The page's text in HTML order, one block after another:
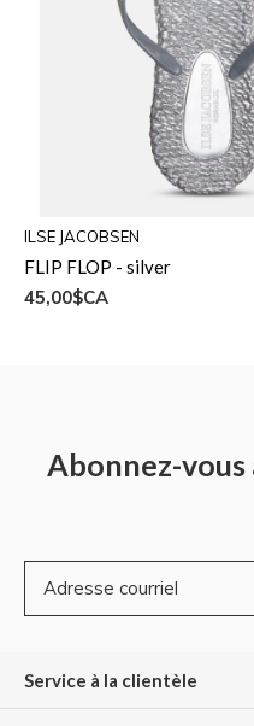
ILSE JACOBSEN
FLIP FLOP - silver
45,00$CA
Abonnez-
Service à la clientèle